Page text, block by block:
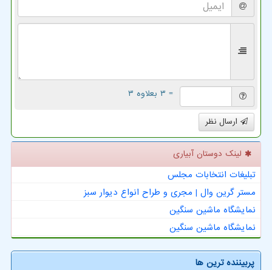
= ۳ بعلاوه ۳
ارسال نظر
لینک دوستان آبیاری
تبلیغات انتخابات مجلس
مستر گرین وال | مجری و طراح انواع دیوار سبز
نمایشگاه ماشین سنگین
نمایشگاه ماشین سنگین
پربیننده ترین ها